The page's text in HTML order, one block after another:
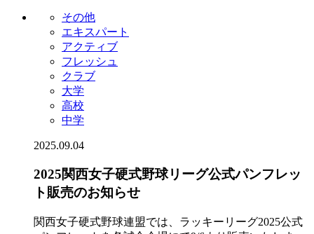
その他
エキスパート
アクティブ
フレッシュ
クラブ
大学
高校
中学
2025.09.04
2025関西女子硬式野球リーグ公式パンフレッ
ト販売のお知らせ
関西女子硬式野球連盟では、ラッキーリーグ2025公式